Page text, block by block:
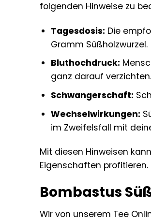
folgenden Hinweise zu
Tagesdosis: Die
Gramm Süßholzwurzel.
Bluthochdruck:
ganz darauf verzichten.
Schwangerschaft:
Wechselwirkungen:
im Zweifelsfall mit
Mit diesen Hinweisen
Eigenschaften profitieren.
Bombastus
Wir von unserem Tee